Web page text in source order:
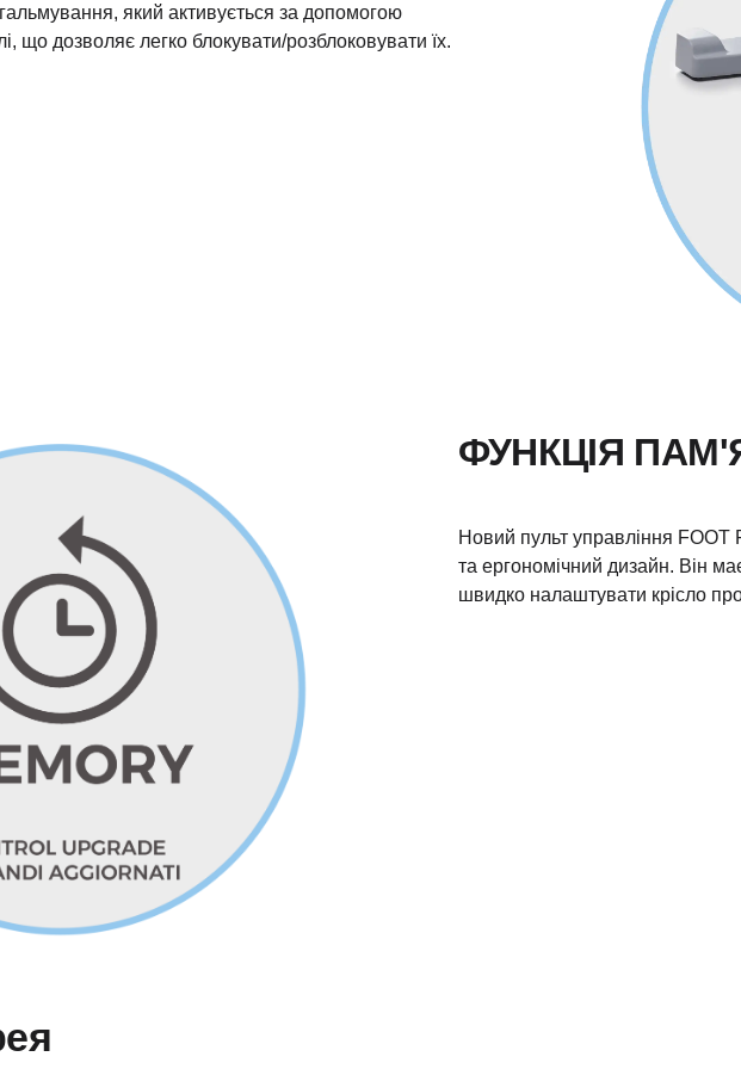
який активується за допомогою
що дозволяє легко блокувати/розблоковувати їх.
ФУНКЦІЯ
Новий пульт управління FOOT
та ергономічний дизайн. Він
швидко налаштувати крісло